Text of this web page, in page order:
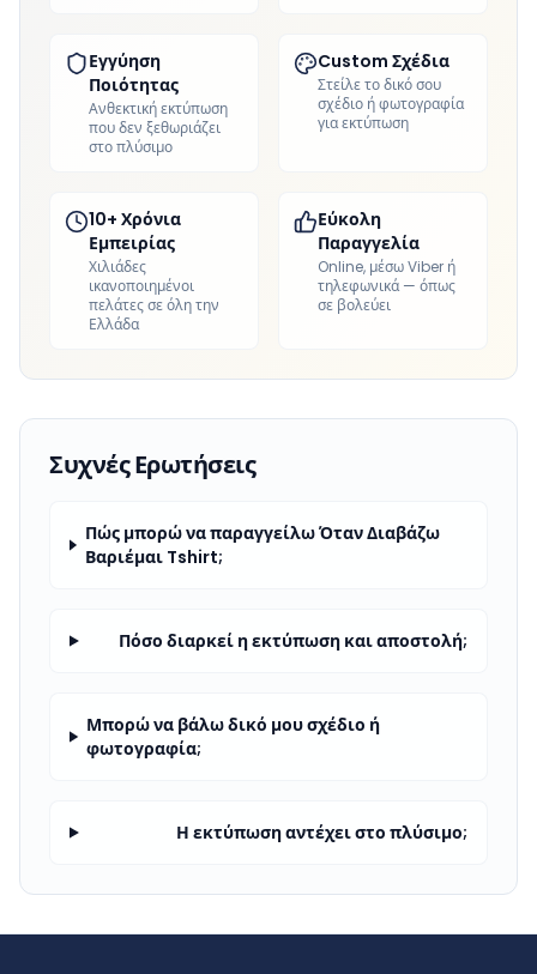
Εγγύηση
Ποιότητας
Ανθεκτική εκτύπωση
που δεν ξεθωριάζει
στο πλύσιμο
Custom Σχέδια
Στείλε το δικό σου
σχέδιο ή φωτογραφία
για εκτύπωση
10+ Χρόνια
Εμπειρίας
Χιλιάδες
ικανοποιημένοι
πελάτες σε όλη την
Ελλάδα
Εύκολη
Παραγγελία
Online, μέσω Viber ή
τηλεφωνικά — όπως
σε βολεύει
Συχνές Ερωτήσεις
Πώς μπορώ να παραγγείλω Όταν Διαβάζω
Βαριέμαι Tshirt;
Πόσο διαρκεί η εκτύπωση και αποστολή;
Μπορώ να βάλω δικό μου σχέδιο ή
φωτογραφία;
Η εκτύπωση αντέχει στο πλύσιμο;